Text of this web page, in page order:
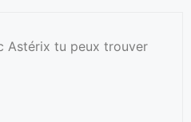
Astérix tu peux trouver